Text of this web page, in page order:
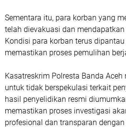
Sementara itu, para korban yang
telah dievakuasi dan
Kondisi para korban terus
memastikan proses pemulihan
Kasatreskrim Polresta Banda
untuk tidak berspekulasi terkait
hasil penyelidikan resmi
memastikan proses investigasi
profesional dan transparan